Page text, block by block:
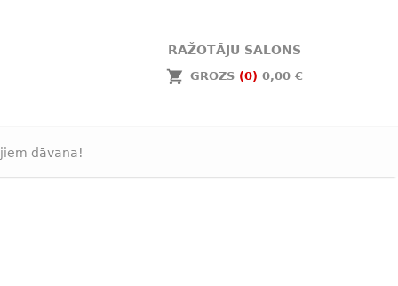
RAŽOTĀJU SALONS
GROZS (0) 0,00 €
dāvana!